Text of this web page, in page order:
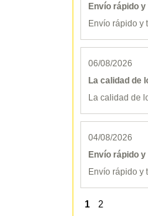
Envío rápido
Envío rápido y
06/08/2026
La calidad de
La calidad de
04/08/2026
Envío rápido
Envío rápido y
1 2